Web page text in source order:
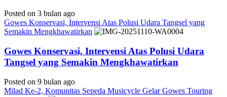
Posted on 3 bulan ago
Gowes Konservasi, Intervensi Atas Polusi Udara Tangsel yang
Semakin Mengkhawatirkan
Gowes Konservasi, Intervensi Atas Polusi Udara
Tangsel yang Semakin Mengkhawatirkan
Posted on 9 bulan ago
Milad Ke-2, Komunitas Sepeda Musicycle Gelar Gowes Touring